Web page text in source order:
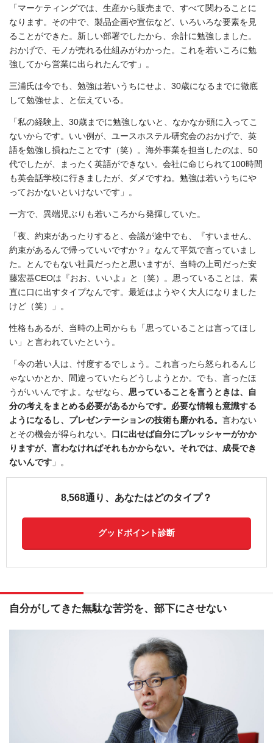
「マーケティングでは、生産から販売まで、すべて関わることに
なります。その中で、製品企画や宣伝など、いろいろな要素を見
ることができた。新しい部署でしたから、余計に勉強しました。
おかげで、モノが売れる仕組みがわかった。これを若いころに勉
強してから営業に出られたんです」。
三浦氏は今でも、勉強は若いうちにせよ、30歳になるまでに徹底
して勉強せよ、と伝えている。
「私の経験上、30歳までに勉強しないと、なかなか頭に入ってこ
ないからです。いい例が、ユースホステル研究会のおかげで、英
語を勉強し損ねたことです（笑）。海外事業を担当したのは、50
代でしたが、まったく英語ができない。会社に命じられて100時間
も英会話学校に行きましたが、ダメですね。勉強は若いうちにや
っておかないといけないです」。
一方で、異端児ぶりも若いころから発揮していた。
「夜、約束があったりすると、会議が途中でも、『すいません、
約束があるんで帰っていいですか？』なんて平気で言っていまし
た。とんでもない社員だったと思いますが、当時の上司だった安
藤宏基CEOは『おお、いいよ』と（笑）。思っていることは、素
直に口に出すタイプなんです。最近はようやく大人になりました
けど（笑）」。
性格もあるが、当時の上司からも「思っていることは言ってほし
い」と言われていたという。
「今の若い人は、忖度するでしょう。これ言ったら怒られるんじ
ゃないかとか、間違っていたらどうしようとか。でも、言ったほ
うがいいんですよ。なぜなら、 思っていることを言うときは、自
分の考えをまとめる必要があるからです。必要な情報も意識する
ようになるし、プレゼンテーションの技術も磨かれる。 言わない
とその機会が得られない。 口に出せば自分にプレッシャーがかか
りますが、言わなければそれもかからない。それでは、成長でき
ないんです 」。
8,568通り、あなたはどのタイプ？
グッドポイント診断
自分がしてきた無駄な苦労を、部下にさせない